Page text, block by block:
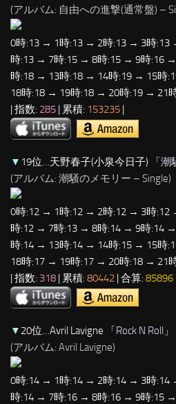
(アルバム: 自由への進撃(通常盤) –
0時:13 → 1時:13 → 2時:13 → 3時
時:13 → 7時:15 → 8時:15 → 9時:16
時:18 → 13時:18 → 14時:19 → 15時
18時:18 → 19時:18 → 20時:19 → 21
| 指数: 285 | 累積: 153235 |
▼ 19位…天野春子(小泉今日子) 「潮
(アルバム: 潮騒のメモリー – Single)
0時:12 → 1時:12 → 2時:12 → 3時
時:12 → 7時:13 → 8時:14 → 9時:14
時:14 → 13時:14 → 14時:15 → 15時
18時:17 → 19時:17 → 20時:18 → 21
| 指数: 318 | 累積: 80442 | 合算: 85896
▼ 20位…Avril Lavigne 「Rock N Roll 」
(アルバム: Avril Lavigne)
0時:14 → 1時:14 → 2時:14 → 3時
時:14 → 7時:16 → 8時:16 → 9時:15